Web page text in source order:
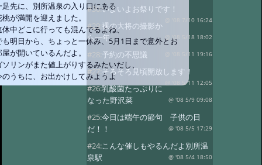
足先に、別所温泉の入り口にある
桃が満開を迎えました。
休中どこに行っても混んでるよね、
も明日から、ちょっと一休み、5月1日まで意外とお
屋が開いているんだよ。
ソリンがまた値上がりするみたいだし、
のうちに、お出かけしてみようよ
#30:いよいよお祭りです！
@ '08 7/10 16:24
#29:裸の大将の撮影か
ら一年
@ '08 5/18 18:02
#28:予約の不思議 @ '08 5/11 19:16
#27:そろそろ見頃開放します！
@ '08 5/11 12:05
#26:乳酸菌たっぷりに
なった野沢菜
@ '08 5/9 09:08
#25:今日は端午の節句 子供の日
だ！！
@ '08 5/5 17:29
#24:こんな催しもやるんだよ別所温
泉駅
@ '08 5/4 18:50